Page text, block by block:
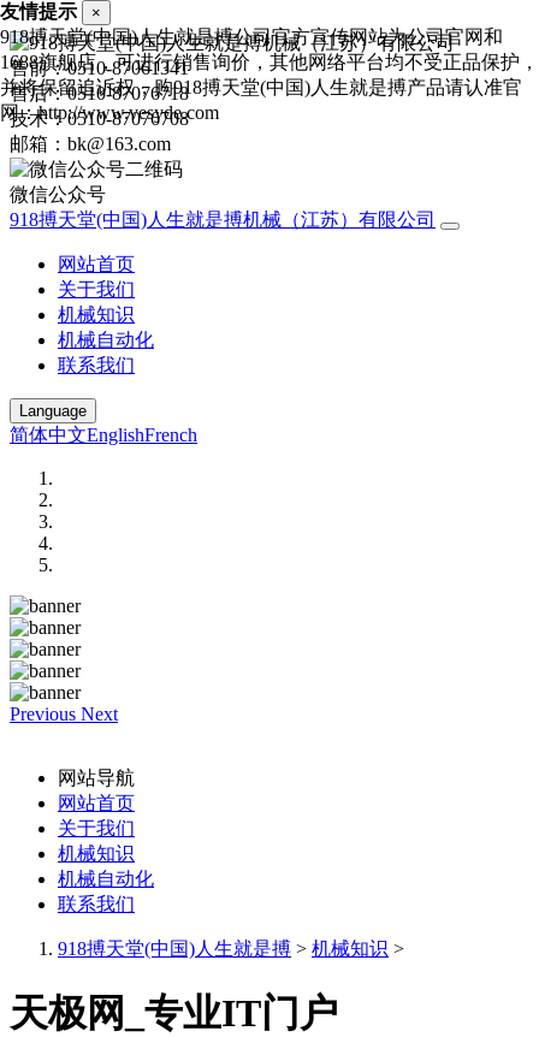
售前：0510-87061341
售后：0510-87076718
技术：0510-87076708
邮箱：bk@163.com
微信公众号
918搏天堂(中国)人生就是搏机械（江苏）有限公司
网站首页
关于我们
机械知识
机械自动化
联系我们
Language
简体中文EnglishFrench
Previous Next
网站导航
网站首页
关于我们
机械知识
机械自动化
联系我们
918搏天堂(中国)人生就是搏 > 机械知识 >
天极网_专业IT门户
友情提示 ×
918搏天堂(中国)人生就是搏公司官方宣传网站为公司官网和
1688旗舰店，可进行销售询价，其他网络平台均不受正品保护，
并将保留追诉权，购918搏天堂(中国)人生就是搏产品请认准官
网：http://www.vesyde.com